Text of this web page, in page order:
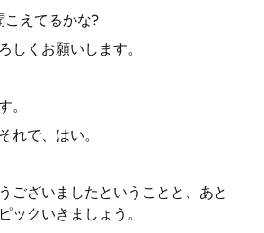
こえてるかな?
しくお願いします。
。
れで、はい。
ございましたということと、あと
ックいきましょう。